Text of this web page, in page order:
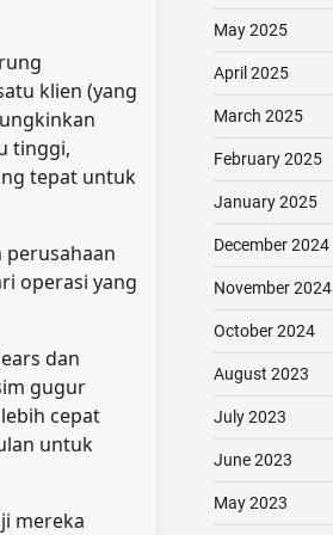
klien (yang
tinggi,
tepat untuk
perusahaan
operasi yang
dan
gugur
cepat
untuk
mereka
May 2025
April 2025
March 2025
February 2025
January 2025
December 2024
November 2024
October 2024
August 2023
July 2023
June 2023
May 2023